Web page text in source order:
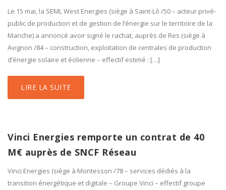
Le 15 mai, la SEML West Energies (siège à Saint-Lô /50 – acteur privé-
public de production et de gestion de l’énergie sur le territoire de la
Manche) a annoncé avoir signé le rachat, auprès de Res (siège à
Avignon /84 – construction, exploitation de centrales de production
d’énergie solaire et éolienne – effectif estimé : […]
LIRE LA SUITE
Vinci Energies remporte un contrat de 40
M€ auprès de SNCF Réseau
Vinci Energies (siège à Montesson /78 – services dédiés à la
transition énergétique et digitale – Groupe Vinci – effectif groupe